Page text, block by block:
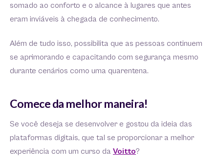
somado ao conforto e o alcance à lugares que antes
eram inviáveis à chegada de conhecimento.
Além de tudo isso, possibilita que as pessoas continuem
se aprimorando e capacitando com segurança mesmo
durante cenários como uma quarentena.
Comece da melhor maneira!
Se você deseja se desenvolver e gostou da ideia das
plataformas digitais, que tal se proporcionar a melhor
experiência com um curso da Voitto?